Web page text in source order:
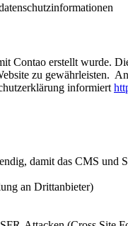
Contao erstellt wurde.
zu gewährleisten.
informiert
damit das CMS und
an Drittanbieter)